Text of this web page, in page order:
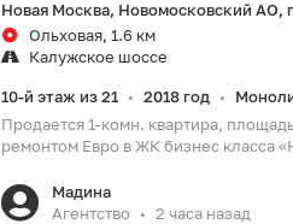
Новая Москва, Новомосковский АО,
Ольховая, 1.6 км
Калужское шоссе
10-й этаж из 21 • 2018 год •
Продается 1-комн. квартира,
ремонтом Евро в ЖК бизнес класса
Мадина
Агентство
• 2 часа назад